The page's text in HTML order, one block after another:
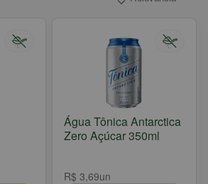
Água Tônica Antarctica
Zero Açúcar 350ml
R$ 3,69un